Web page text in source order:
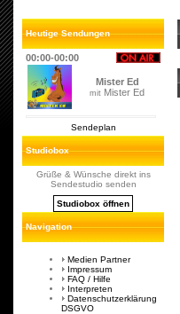
Heutige Sendungen
00:00-00:00
Mister Ed
mit Mister Ed
Sendeplan
Studiobox
Grüße & Wünsche direkt ins
Sendestudio senden
Studiobox öffnen
Navigation
Medien Partner
Impressum
FAQ / Hilfe
Interpreten
Datenschutzerklärung
DSGVO